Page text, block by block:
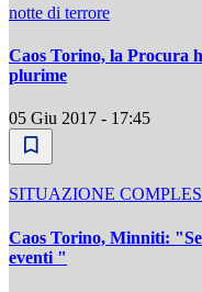
notte di terrore
Caos Torino, la Procura
plurime
05 Giu 2017 - 17:45
SITUAZIONE
Caos Torino, Minniti: "Se
eventi "